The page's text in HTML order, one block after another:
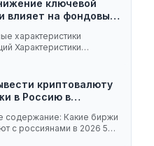
ключевой
влияет на фондовый
характеристики
Характеристики
криптовалюту
в Россию в…
содержание: Какие биржи
с россиянами в 2026 5